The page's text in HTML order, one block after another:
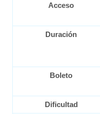
Acceso
Duración
Boleto
Dificultad